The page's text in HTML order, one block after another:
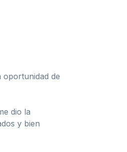
oportunidad de
dio la
y bien